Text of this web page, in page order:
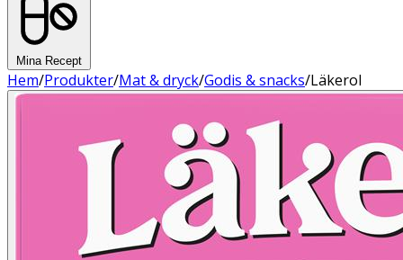
Mina Recept
Hem/Produkter/Mat & dryck/Godis & snacks/Läkerol